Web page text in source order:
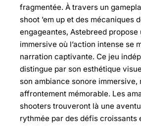
fragmentée. À travers un
shoot ’em up et des mécaniques
engageantes, Astebreed propose
immersive où l’action intense se
narration captivante. Ce jeu
distingue par son esthétique
son ambiance sonore immersive,
affrontement mémorable. Les
shooters trouveront là une
rythmée par des défis croissants